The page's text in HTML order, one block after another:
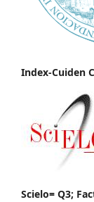
Index-Cuiden
Scielo= Q3;